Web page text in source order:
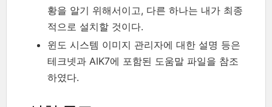
황을 알기 위해서이고, 다른 하나는 내가 최종
적으로 설치할 것이다.
윈도 시스템 이미지 관리자에 대한 설명 등은
테크넷과 AIK7에 포함된 도움말 파일을 참조
하였다.